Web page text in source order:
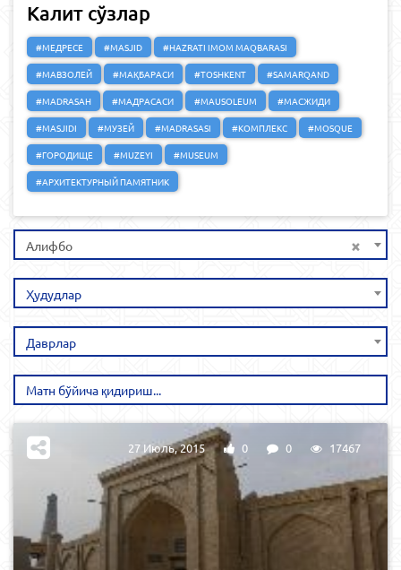
Калит сўзлар
#МЕДРЕСЕ #MASJID
#HAZRATI IMOM MAQBARASI
#МАВЗОЛЕЙ
#МАҚБАРАСИ #TOSHKENT
#SAMARQAND
#MADRASAH
#МАДРАСАСИ #MAUSOLEUM
#МАСЖИДИ
#MASJIDI
#МУЗЕЙ #MADRASASI #КОМПЛЕКС
#MOSQUE
#ГОРОДИЩЕ
#MUZEYI
#MUSEUM
#АРХИТЕКТУРНЫЙ ПАМЯТНИК
×
Алифбо
Ҳудудлар
Даврлар
27 Июль, 2015 0 0 17467